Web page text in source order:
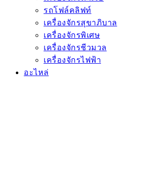
รถโฟล์คลิฟท์
เครื่องจักรสุขาภิบาล
เครื่องจักรพิเศษ
เครื่องจักรชีวมวล
เครื่องจักรไฟฟ้า
อะไหล่